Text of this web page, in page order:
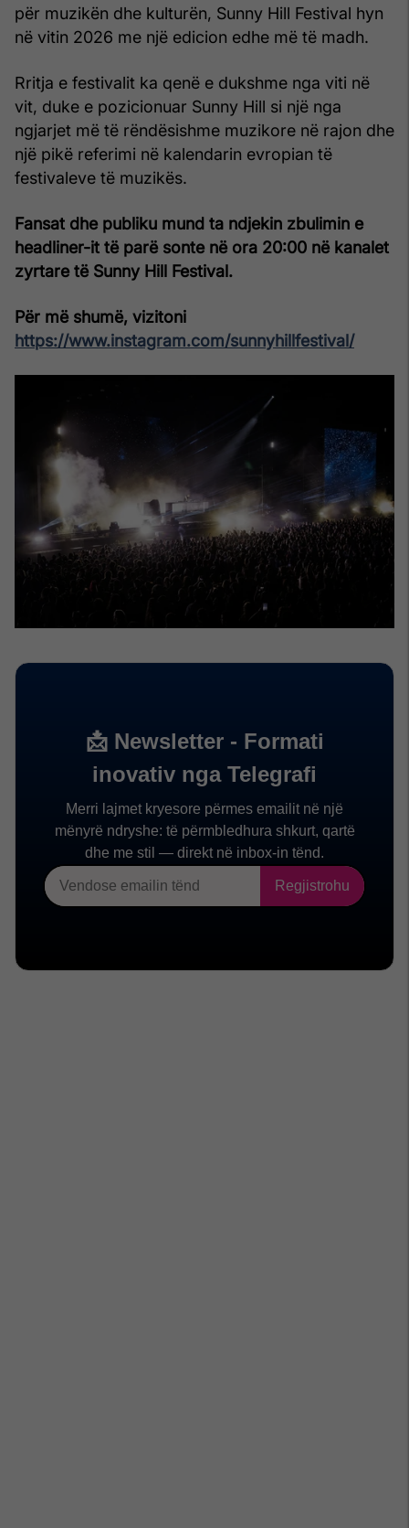
për muzikën dhe kulturën, Sunny Hill Festival hyn
në vitin 2026 me një edicion edhe më të madh.
Rritja e festivalit ka qenë e dukshme nga viti në
vit, duke e pozicionuar Sunny Hill si një nga
ngjarjet më të rëndësishme muzikore në rajon dhe
një pikë referimi në kalendarin evropian të
festivaleve të muzikës.
Fansat dhe publiku mund ta ndjekin zbulimin e
headliner-it të parë sonte në ora 20:00 në kanalet
zyrtare të Sunny Hill Festival.
Për më shumë, vizitoni
https://www.instagram.com/sunnyhillfestival/